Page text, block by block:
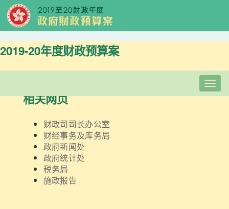
2019-20年度财政预算案
相关网页
财政司司长办公室
财经事务及库务局
政府新闻处
政府统计处
税务局
施政报告